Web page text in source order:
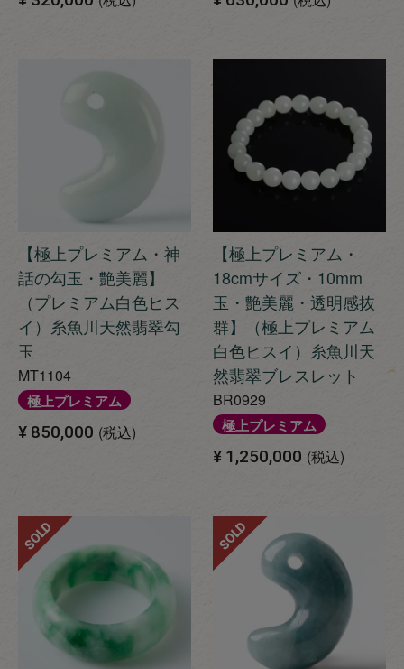
【極上プレミアム・神
話の勾玉・艶美麗】
（プレミアム白色ヒス
イ）糸魚川天然翡翠勾
玉
MT1104
極上プレミアム
¥ 850,000 税込
【極上プレミアム・
18cmサイズ・10mm
玉・艶美麗・透明感抜
群】（極上プレミアム
白色ヒスイ）糸魚川天
然翡翠ブレスレット
BR0929
極上プレミアム
¥ 1,250,000 税込
SOLD SOLD